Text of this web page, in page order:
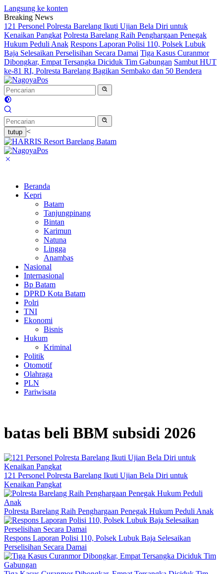
Langsung ke konten
Breaking News
121 Personel Polresta Barelang Ikuti Ujian Bela Diri untuk
Kenaikan Pangkat Polresta Barelang Raih Penghargaan Penegak
Hukum Peduli Anak Respons Laporan Polisi 110, Polsek Lubuk
Baja Selesaikan Perselisihan Secara Damai Tiga Kasus Curanmor
Dibongkar, Empat Tersangka Diciduk Tim Gabungan Sambut HUT
ke-81 RI, Polresta Barelang Bagikan Sembako dan 50 Bendera
tutup <
Beranda
Kepri
Batam
Tanjungpinang
Bintan
Karimun
Natuna
Lingga
Anambas
Nasional
Internasional
Bp Batam
DPRD Kota Batam
Polri
TNI
Ekonomi
Bisnis
Hukum
Kriminal
Politik
Otomotif
Olahraga
PLN
Pariwisata
batas beli BBM subsidi 2026
121 Personel Polresta Barelang Ikuti Ujian Bela Diri untuk
Kenaikan Pangkat
Polresta Barelang Raih Penghargaan Penegak Hukum Peduli Anak
Respons Laporan Polisi 110, Polsek Lubuk Baja Selesaikan
Perselisihan Secara Damai